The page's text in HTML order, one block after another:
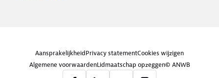
AansprakelijkheidPrivacy statementCookies wijzigen
Algemene voorwaardenLidmaatschap opzeggen© ANWB